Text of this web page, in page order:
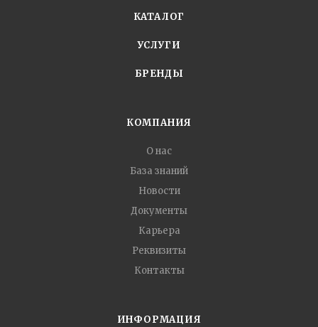
КАТАЛОГ
УСЛУГИ
БРЕНДЫ
КОМПАНИЯ
О нас
База знаний
Новости
Документы
Карьера
Реквизиты
Контакты
ИНФОРМАЦИЯ